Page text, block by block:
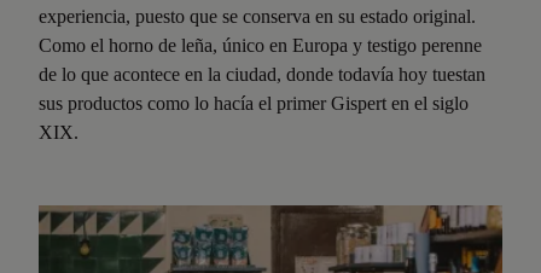
experiencia, puesto que se conserva en su estado original.
Como el horno de leña, único en Europa y testigo perenne
de lo que acontece en la ciudad, donde todavía hoy tuestan
sus productos como lo hacía el primer Gispert en el siglo
XIX.